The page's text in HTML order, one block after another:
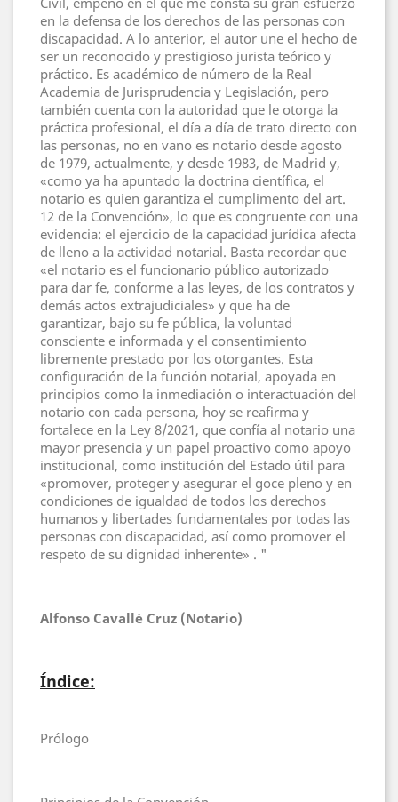
en la defensa de los derechos de las personas con
discapacidad. A lo anterior, el autor une el hecho de
ser un reconocido y prestigioso jurista teórico y
práctico. Es académico de número de la Real
Academia de Jurisprudencia y Legislación, pero
también cuenta con la autoridad que le otorga la
práctica profesional, el día a día de trato directo con
las personas, no en vano es notario desde agosto
de 1979, actualmente, y desde 1983, de Madrid y,
«como ya ha apuntado la doctrina científica, el
notario es quien garantiza el cumplimento del art.
12 de la Convención», lo que es congruente con una
evidencia: el ejercicio de la capacidad jurídica afecta
de lleno a la actividad notarial. Basta recordar que
«el notario es el funcionario público autorizado
para dar fe, conforme a las leyes, de los contratos y
demás actos extrajudiciales» y que ha de
garantizar, bajo su fe pública, la voluntad
consciente e informada y el consentimiento
libremente prestado por los otorgantes. Esta
configuración de la función notarial, apoyada en
principios como la inmediación o interactuación del
notario con cada persona, hoy se reafirma y
fortalece en la Ley 8/2021, que confía al notario una
mayor presencia y un papel proactivo como apoyo
institucional, como institución del Estado útil para
«promover, proteger y asegurar el goce pleno y en
condiciones de igualdad de todos los derechos
humanos y libertades fundamentales por todas las
personas con discapacidad, así como promover el
respeto de su dignidad inherente» . "
Alfonso Cavallé Cruz (Notario)
Índice:
Prólogo